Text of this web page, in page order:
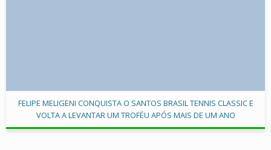
FELIPE MELIGENI CONQUISTA O SANTOS BRASIL TENNIS CLASSIC E
VOLTA A LEVANTAR UM TROFÉU APÓS MAIS DE UM ANO